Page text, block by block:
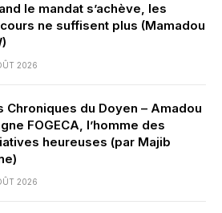
le mandat s’achève, les
ne suffisent plus (Mamadou
2026
Chroniques du Doyen – Amadou
FOGECA, l’homme des
heureuses (par Majib
2026